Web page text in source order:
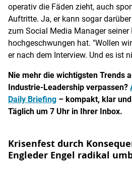
operativ die Fäden zieht, auch
Auftritte. Ja, er kann sogar
zum Social Media Manager seiner
hochgeschwungen hat. "Wollen
er nach dem Interview. Und es ist
Nie mehr die wichtigsten Trends
Industrie-Leadership verpassen?
Daily Briefing – kompakt, klar
Täglich um 7 Uhr in Ihrer Inbox.
Krisenfest durch
Engleder Engel radikal